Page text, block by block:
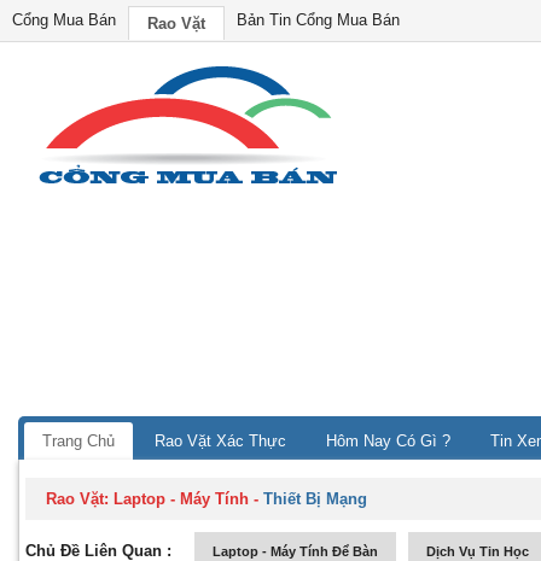
Cổng Mua Bán Rao Vặt Bản Tin Cổng Mua Bán
Trang Chủ Rao Vặt Xác Thực Hôm Nay Có Gì ? Tin
Rao Vặt: Laptop - Máy Tính -Thiết Bị Mạng
Chủ Đề Liên Quan : Laptop - Máy Tính Để Bàn Dịch Vụ Tin Học